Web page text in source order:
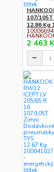
107/
12.86 Kg
2 463